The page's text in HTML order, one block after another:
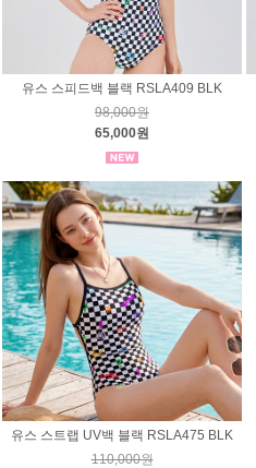
유스 스피드백 블랙 RSLA409 BLK
98,000원
65,000원
유스 스트랩 UV백 블랙 RSLA475 BLK
110,000원